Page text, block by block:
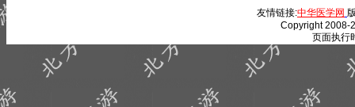
友情链接:中华医学网
Copyright 2008-
页面执行